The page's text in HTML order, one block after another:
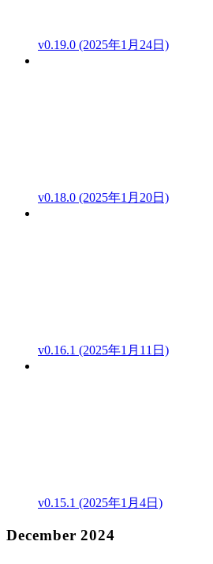
v0.19.0 (2025年1月24日)
v0.18.0 (2025年1月20日)
v0.16.1 (2025年1月11日)
v0.15.1 (2025年1月4日)
December 2024